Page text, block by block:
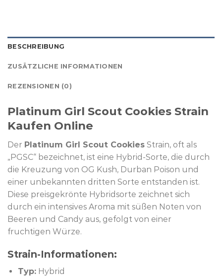
BESCHREIBUNG
ZUSÄTZLICHE INFORMATIONEN
REZENSIONEN (0)
Platinum Girl Scout Cookies Strain
Kaufen Online
Der Platinum Girl Scout Cookies Strain, oft als
„PGSC“ bezeichnet, ist eine Hybrid-Sorte, die durch
die Kreuzung von OG Kush, Durban Poison und
einer unbekannten dritten Sorte entstanden ist.
Diese preisgekrönte Hybridsorte zeichnet sich
durch ein intensives Aroma mit süßen Noten von
Beeren und Candy aus, gefolgt von einer
fruchtigen Würze.
Strain-Informationen:
Typ:Hybrid